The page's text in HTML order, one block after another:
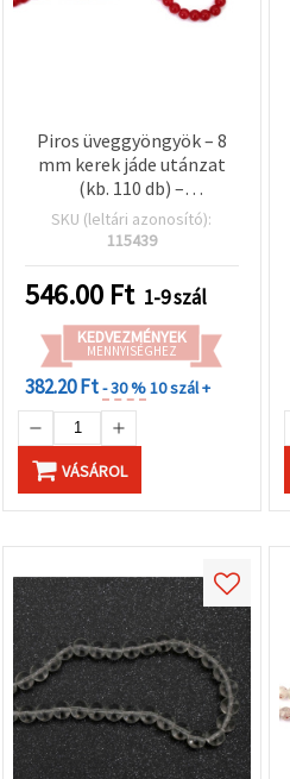
Piros üveggyöngyök – 8
mm kerek jáde utánzat
(kb. 110 db) –
ékszerkészítéshez,
gyöngyfűzéshez és
projektekhez
SKU (leltári azonosító):
115439
546.00 Ft 1-9 szál
KEDVEZMÉNYEK
MENNYISÉGHEZ
382.20 Ft- 30 %10 szál +
VÁSÁROL